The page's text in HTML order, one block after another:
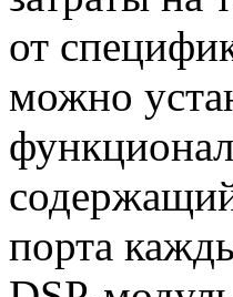
от
можно
порта